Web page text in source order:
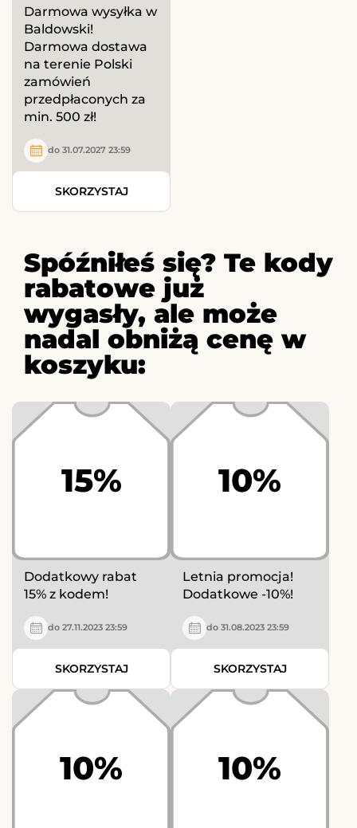
Darmowa wysyłka w
Baldowski!
Darmowa dostawa
na terenie Polski
zamówień
przedpłaconych za
min. 500 zł!
do 31.07.2027 23:59
SKORZYSTAJ
Spóźniłeś się? Te kody
rabatowe już
wygasły, ale może
nadal obniżą cenę w
koszyku:
15%
Dodatkowy rabat
15% z kodem!
do 27.11.2023 23:59
SKORZYSTAJ
10%
Letnia promocja!
Dodatkowe -10%!
do 31.08.2023 23:59
SKORZYSTAJ
10% 10%